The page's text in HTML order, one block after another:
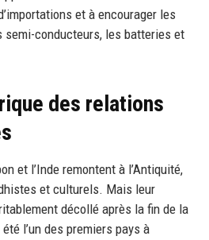
et à encourager les
conducteurs, les batteries et
des relations
et l’Inde remontent à l’Antiquité,
et culturels. Mais leur
décollé après la fin de la
l’un des premiers pays à